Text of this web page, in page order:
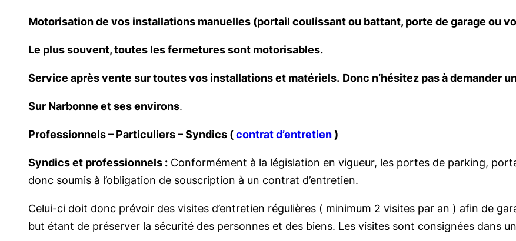
Motorisation de vos installations manuelles (portail coulissant ou battant, porte de garage ou
Le plus souvent, toutes les fermetures sont motorisables.
Service après vente sur toutes vos installations et matériels. Donc n’hésitez pas à demander
Sur Narbonne et ses environs.
Professionnels – Particuliers – Syndics (contrat d’entretien)
Syndics et professionnels : Conformément à la législation en vigueur, les portes de parking,
donc soumis à l’obligation de souscription à un contrat d’entretien.
Celui-ci doit donc prévoir des visites d’entretien régulières ( minimum 2 visites par an ) afin de
but étant de préserver la sécurité des personnes et des biens. Les visites sont consignées dans